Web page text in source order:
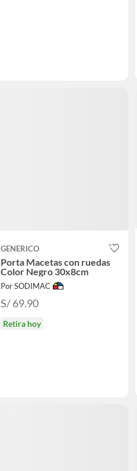
GENERICO
Porta Macetas con ruedas
Color Negro 30x8cm
Por SODIMAC
S/ 69.90
Retira hoy